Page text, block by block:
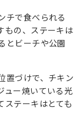
チで食べられる
もの、ステーキは
とビーチや公園
置づけで、チキン
ュー焼いている光
ステーキはとても